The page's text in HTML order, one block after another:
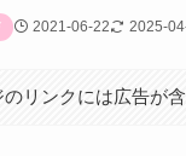
2021-06-22 2025-
リンクには広告が含